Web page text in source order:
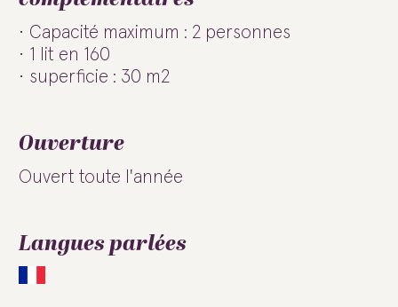
Capacité maximum : 2 personnes
1 lit en 160
superficie : 30 m2
Ouverture
Ouvert toute l'année
Langues parlées